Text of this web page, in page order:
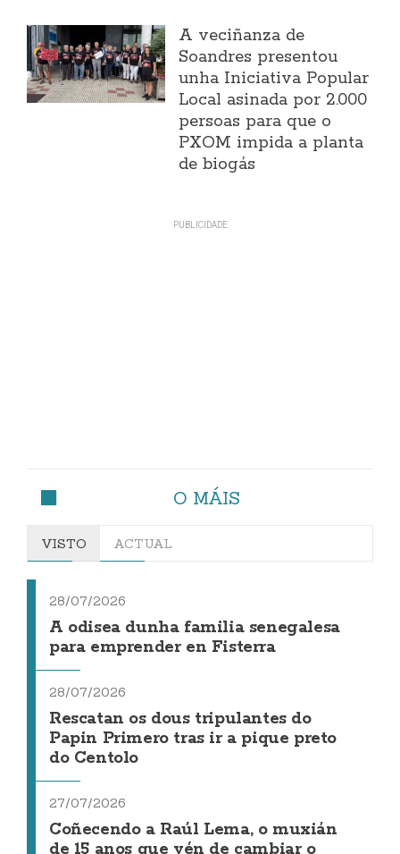
A veciñanza de
Soandres presentou
unha Iniciativa Popular
Local asinada por 2.000
persoas para que o
PXOM impida a planta
de biogás
O MÁIS
VISTO ACTUAL
28/07/2026
A odisea dunha familia senegalesa
para emprender en Fisterra
28/07/2026
Rescatan os dous tripulantes do
Papin Primero tras ir a pique preto
do Centolo
27/07/2026
Coñecendo a Raúl Lema, o muxián
de 15 anos que vén de cambiar o